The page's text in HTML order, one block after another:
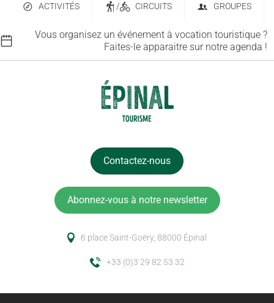
ACTIVITÉS / CIRCUITS GROUPES
Vous organisez un événement à vocation touristique ?
Faites-le apparaitre sur notre agenda !
Contactez-nous
Abonnez-vous à notre newsletter
6 place Saint-Goëry, 88000 Épinal
+33 (0)3 29 82 53 32